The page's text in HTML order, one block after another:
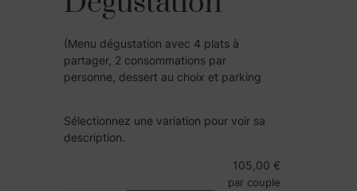
(Menu dégustation avec 4 plats à
partager, 2 consommations par
personne, dessert au choix et parking
Sélectionnez une variation pour voir sa
description.
105,00 €